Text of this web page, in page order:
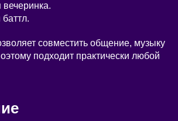
вечеринка.
совместить общение, музыку
подходит практически любой